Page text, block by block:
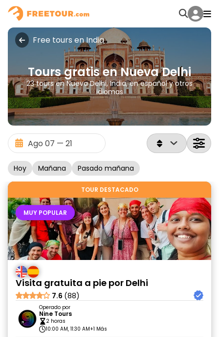
Free tours en India
Tours gratis en Nueva Delhi
23 tours en Nueva Delhi, India, en español y otros
idiomas
Hoy Mañana Pasado mañana
TOUR DESTACADO
MUY POPULAR
Visita gratuita a pie por Delhi
7.6 (88)
Operado por
Nine Tours
2 horas
10:00 AM, 11:30 AM+1 Más